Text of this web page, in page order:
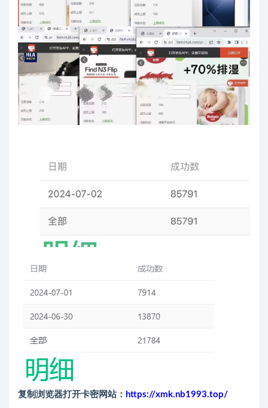
复制浏览器打开卡密网站： https://xmk.nb1993.top/